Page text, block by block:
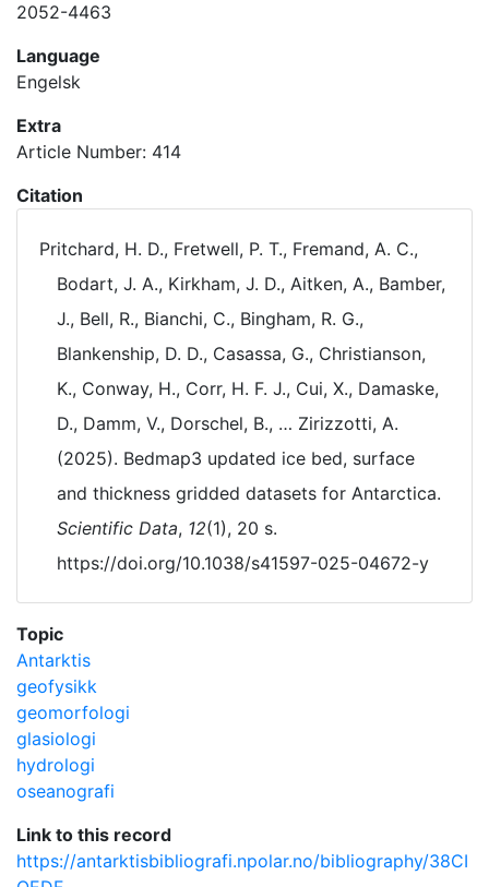
2052-4463
Language
Engelsk
Extra
Article Number: 414
Citation
Pritchard, H. D., Fretwell, P. T., Fremand, A. C.,
Bodart, J. A., Kirkham, J. D., Aitken, A., Bamber,
J., Bell, R., Bianchi, C., Bingham, R. G.,
Blankenship, D. D., Casassa, G., Christianson,
K., Conway, H., Corr, H. F. J., Cui, X., Damaske,
D., Damm, V., Dorschel, B., … Zirizzotti, A.
(2025). Bedmap3 updated ice bed, surface
and thickness gridded datasets for Antarctica.
Scientific Data, 12(1), 20 s.
https://doi.org/10.1038/s41597-025-04672-y
Topic
Antarktis
geofysikk
geomorfologi
glasiologi
hydrologi
oseanografi
Link to this record
https://antarktisbibliografi.npolar.no/bibliography/38CI